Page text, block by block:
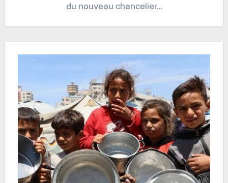
du nouveau chancelier…